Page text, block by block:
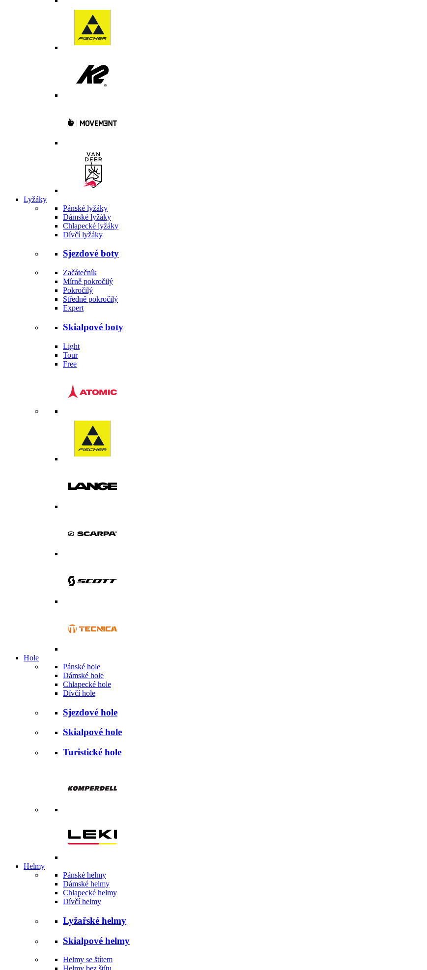
Lyžáky
Pánské lyžáky
Dámské lyžáky
Chlapecké lyžáky
Dívčí lyžáky
Sjezdové boty
Začátečník
Mírně pokročilý
Pokročilý
Středně pokročilý
Expert
Skialpové boty
Light
Tour
Free
Hole
Pánské hole
Dámské hole
Chlapecké hole
Dívčí hole
Sjezdové hole
Skialpové hole
Turistické hole
Helmy
Pánské helmy
Dámské helmy
Chlapecké helmy
Dívčí helmy
Lyžařské helmy
Skialpové helmy
Helmy se štítem